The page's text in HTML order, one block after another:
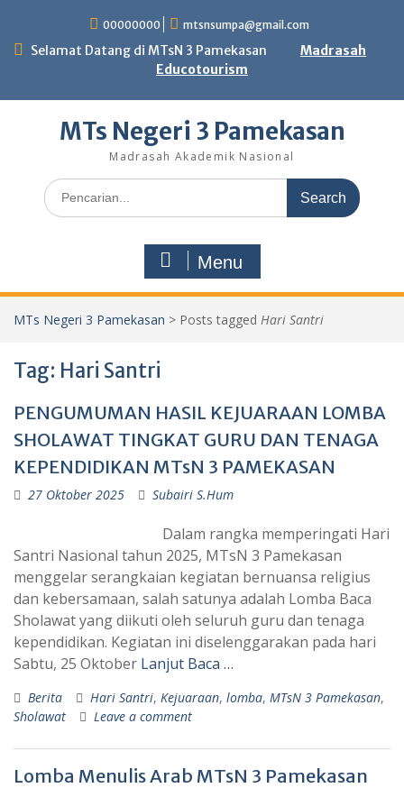
content
00000000 mtsnsumpa@gmail.com
Selamat Datang di MTsN 3 Pamekasan
Madrasah
Educotourism
MTs Negeri 3 Pamekasan
Madrasah Akademik Nasional
Search
for:
Menu
MTs Negeri 3 Pamekasan > Posts tagged Hari Santri
Tag: Hari Santri
PENGUMUMAN HASIL KEJUARAAN LOMBA
SHOLAWAT TINGKAT GURU DAN TENAGA
KEPENDIDIKAN MTsN 3 PAMEKASAN
27 Oktober 2025 Subairi S.Hum
Dalam rangka memperingati Hari
Santri Nasional tahun 2025, MTsN 3 Pamekasan
menggelar serangkaian kegiatan bernuansa religius
dan kebersamaan, salah satunya adalah Lomba Baca
Sholawat yang diikuti oleh seluruh guru dan tenaga
kependidikan. Kegiatan ini diselenggarakan pada hari
Sabtu, 25 Oktober Lanjut Baca …
Berita Hari Santri, Kejuaraan, lomba, MTsN 3 Pamekasan,
Sholawat
Leave a comment
Lomba Menulis Arab MTsN 3 Pamekasan